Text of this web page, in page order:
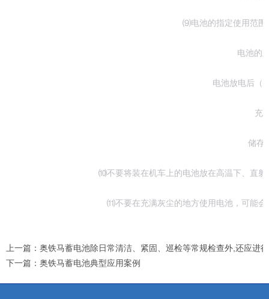
⑼电池的指定使用范围如
电池的正
电池放电后（
充电
储存中
⑽不要将装在机车上的电池放在高温下、直射
⑾不要在充满灰尘的地方使用电池，可能会
上一篇： 奥铁马蓄电池除日常清洁、紧固、巡检等常规检查外,还应进
下一篇： 奥铁马蓄电池典型应用案例